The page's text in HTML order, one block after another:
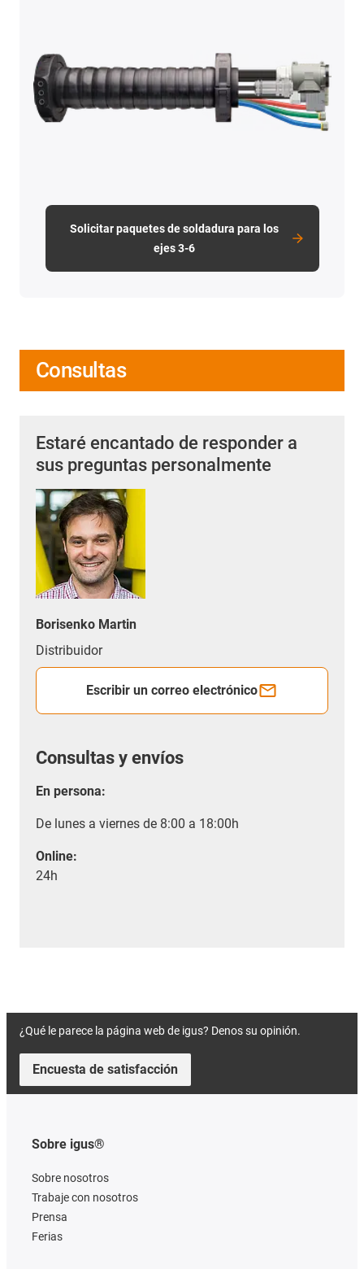
Solicitar paquetes de soldadura para los
ejes 3-6
Consultas
Estaré encantado de responder a
sus preguntas personalmente
Borisenko Martin
Distribuidor
Escribir un correo electrónico
Consultas y envíos
En persona:
De lunes a viernes de 8:00 a 18:00h
Online:
24h
¿Qué le parece la página web de igus? Denos su opinión.
Encuesta de satisfacción
Sobre igus®
Sobre nosotros
Trabaje con nosotros
Prensa
Ferias